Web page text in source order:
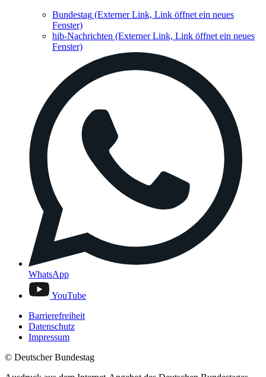
Bundestag (Externer Link, Link öffnet ein neues
Fenster)
hib-Nachrichten (Externer Link, Link öffnet ein neues
Fenster)
WhatsApp
YouTube
Barrierefreiheit
Datenschutz
Impressum
© Deutscher Bundestag